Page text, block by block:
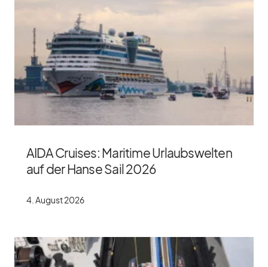
AIDA Cruises: Maritime Urlaubswelten
auf der Hanse Sail 2026
4. Au­gust 2026